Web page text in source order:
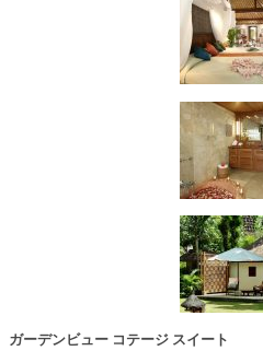
ガーデンビュー コテージ スイート